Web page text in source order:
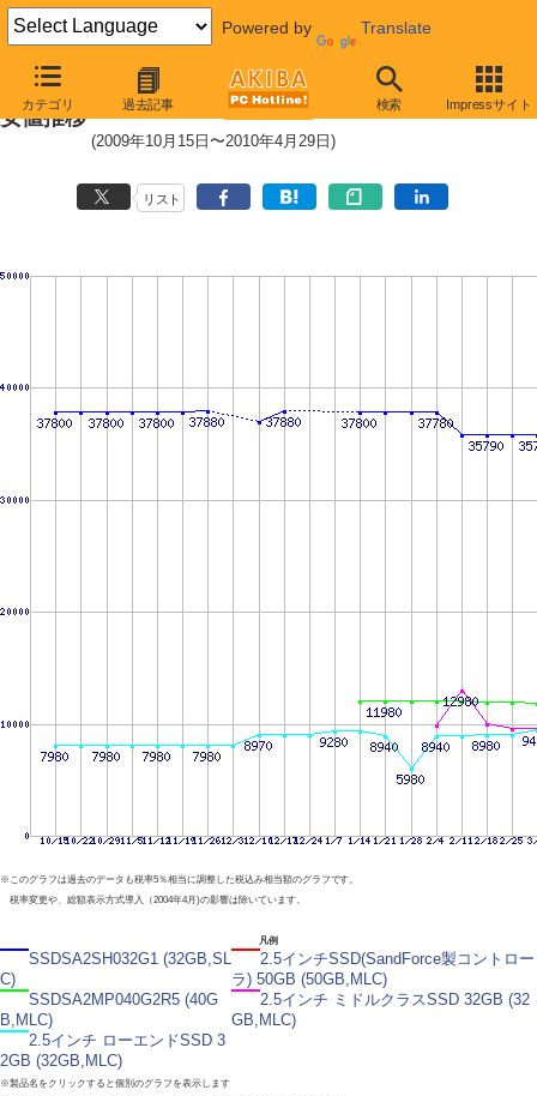
Powered by Translate
カテゴリ 過去記事 検索 Impressサイト
HDD/SSD 30GB〜60GB未満の最
安値推移
(2009年10月15日〜2010年4月29日)
リスト
※このグラフは過去のデータも税率5％相当に調整した税込み相当額のグラフです。
税率変更や、総額表示方式導入（2004年4月)の影響は除いています。
凡例
SSDSA2SH032G1 (32GB,SL
C)
2.5インチSSD(SandForce製コントロー
ラ) 50GB (50GB,MLC)
SSDSA2MP040G2R5 (40G
B,MLC)
2.5インチ ミドルクラスSSD 32GB (32
GB,MLC)
2.5インチ ローエンドSSD 3
2GB (32GB,MLC)
※製品名をクリックすると個別のグラフを表示します